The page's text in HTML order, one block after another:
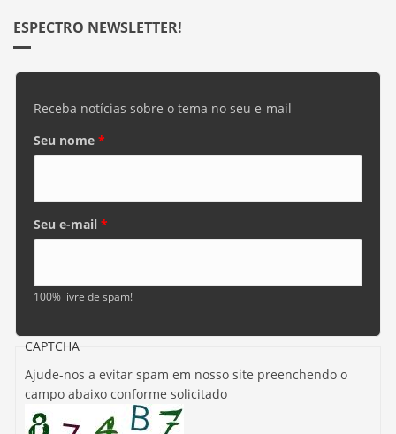
ESPECTRO NEWSLETTER!
Receba notícias sobre o tema no seu e-mail
Seu nome *
Seu e-mail *
100% livre de spam!
CAPTCHA
Ajude-nos a evitar spam em nosso site preenchendo o
campo abaixo conforme solicitado